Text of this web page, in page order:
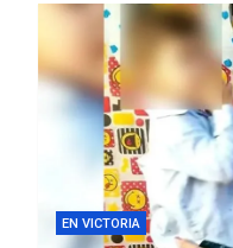
EN VICTORIA